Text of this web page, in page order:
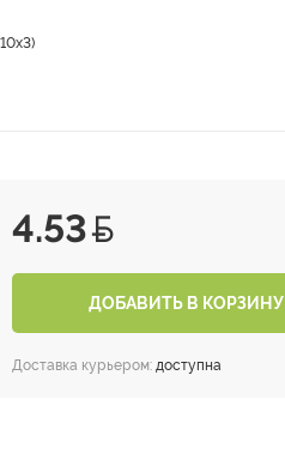
4.53
ДОБАВИТЬ В КОРЗИНУ
Доставка курьером: доступна